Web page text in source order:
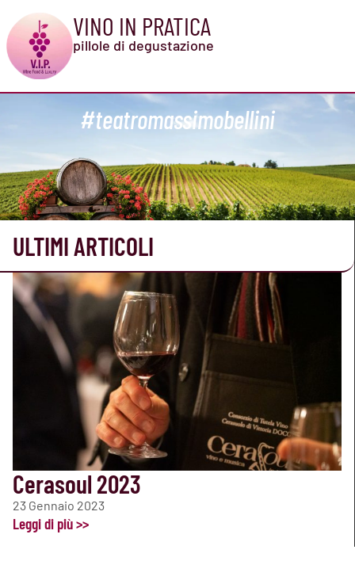
VINO IN PRATICA
pillole di degustazione
#teatromassimobellini
ULTIMI ARTICOLI
Cerasoul 2023
23 Gennaio 2023
Leggi di più >>